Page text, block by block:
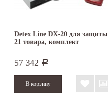
Detex Line DX-20 для защиты
21 товара, комплект
57 342 Р